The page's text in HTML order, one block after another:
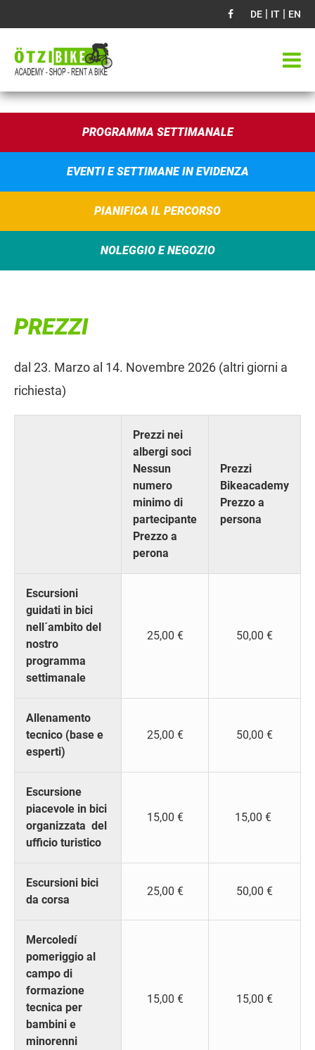
DE | IT | EN
PROGRAMMA SETTIMANALE
EVENTI E SETTIMANE IN EVIDENZA
PIANIFICA IL PERCORSO
NOLEGGIO E NEGOZIO
PREZZI
dal 23. Marzo al 14. Novembre 2026 (altri giorni a
richiesta)
Prezzi nei
albergi soci
Nessun
numero
minimo di
partecipante
Prezzo a
perona
Prezzi
Bikeacademy
Prezzo a
persona
Escursioni
guidati in bici
nell´ambito del
nostro
programma
settimanale
25,00 € 50,00 €
Allenamento
tecnico (base e
esperti)
25,00 € 50,00 €
Escursione
piacevole in bici
organizzata del
ufficio turistico
15,00 € 15,00 €
Escursioni bici
da corsa
25,00 € 50,00 €
Mercoledí
pomeriggio al
campo di
formazione
tecnica per
bambini e
minorenni
15,00 € 15,00 €